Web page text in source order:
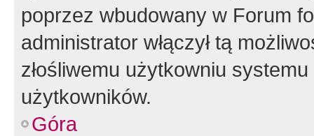
poprzez wbudowany w Forum
administrator włączył tą
złośliwemu użytkowniu
użytkowników.
Góra